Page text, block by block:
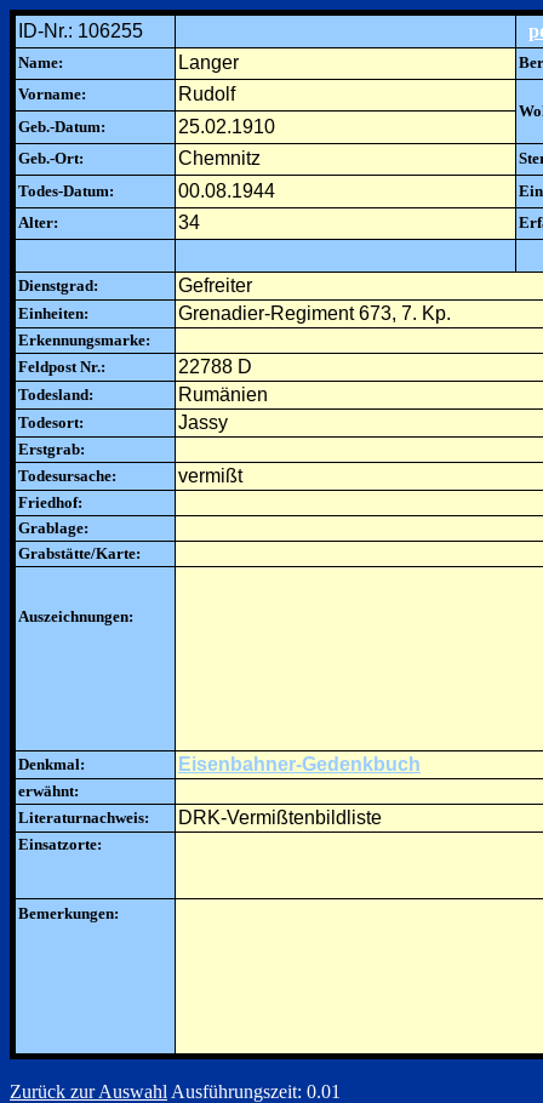
ID-Nr.: 106255
Name: Langer
Vorname:
Rudolf
Geb.-Datum:
25.02.1910
Geb.-Ort: Chemnitz
Todes-Datum:
00.08.1944
Alter:
34
Dienstgrad: Gefreiter
Einheiten: Grenadier-Regiment 673, 7. Kp.
Erkennungsmarke:
Feldpost Nr.:
22788 D
Todesland: Rumänien
Todesort: Jassy
Erstgrab:
Todesursache:
vermißt
Friedhof:
Grablage:
Grabstätte/Karte:
Auszeichnungen:
Denkmal: Eisenbahner-Gedenkbuch
erwähnt:
Literaturnachweis:
DRK-Vermißtenbildliste
Einsatzorte:
Bemerkungen:
Zurück zur Auswahl Ausführungszeit: 0.01